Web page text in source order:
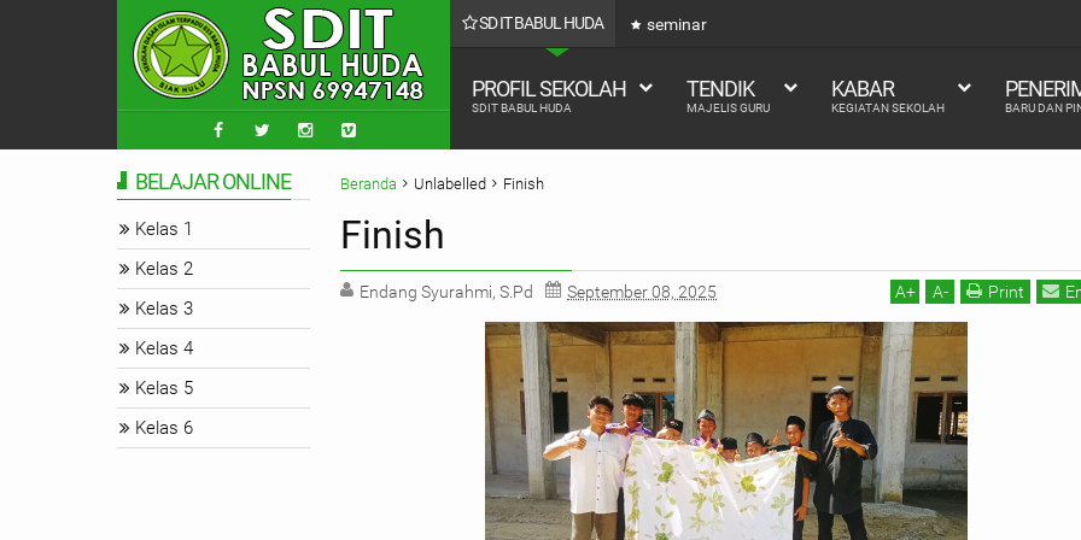
SD IT BABUL HUDA seminar
PROFIL SEKOLAH
SDIT BABUL HUDA
TENDIK
MAJELIS GURU
KABAR
KEGIATAN SEKOLAH BARU DAN
Beranda Unlabelled Finish
Finish
Endang Syurahmi, S.Pd September 08, 2025 A+ A- Print
BELAJAR ONLINE
Kelas 1
Kelas 2
Kelas 3
Kelas 4
Kelas 5
Kelas 6